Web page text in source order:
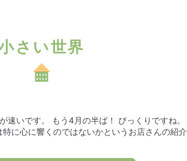
さい世界
速いです。 もう4月の半ば！ びっくりですね
に心に響くのではないかというお店さんの紹